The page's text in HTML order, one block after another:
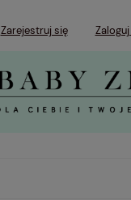
Zarejestruj się